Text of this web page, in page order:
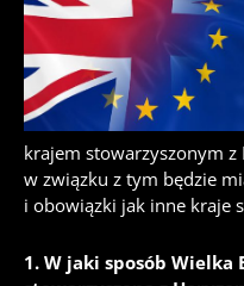
krajem stowarzyszonym
w związku z tym będzie
i obowiązki jak inne kraje
1. W jaki sposób